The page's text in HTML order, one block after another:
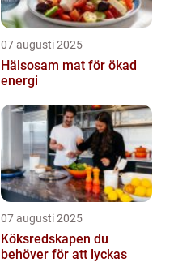
07 augusti 2025
Hälsosam mat för ökad
energi
07 augusti 2025
Köksredskapen du
behöver för att lyckas